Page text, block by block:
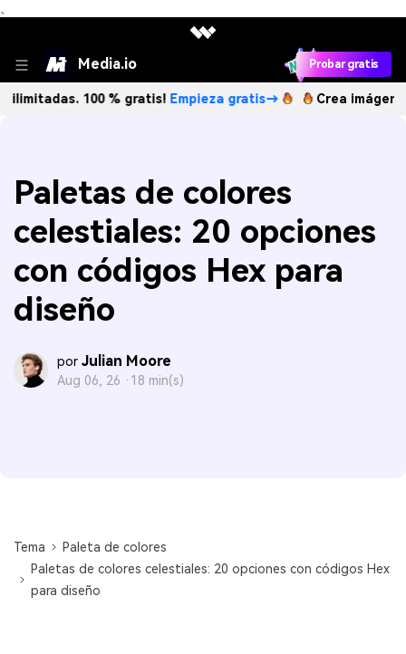
、
Media.io Probar gratis
100 % gratis!Empieza gratis→ Crea imágenes IA
Paletas de colores
celestiales: 20 opciones
con códigos Hex para
diseño
por Julian Moore
Aug 06, 26 · 18 min(s)
Tema
Paleta de colores
Paletas de colores celestiales: 20 opciones con códigos Hex
para diseño